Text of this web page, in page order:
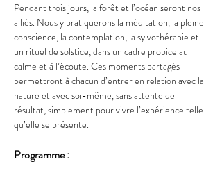
Pendant trois jours, la forêt et l’océan seront nos
alliés. Nous y pratiquerons la méditation, la pleine
conscience, la contemplation, la sylvothérapie et
un rituel de solstice, dans un cadre propice au
calme et à l’écoute. Ces moments partagés
permettront à chacun d’entrer en relation avec la
nature et avec soi-même, sans attente de
résultat, simplement pour vivre l’expérience telle
qu’elle se présente.
Programme :